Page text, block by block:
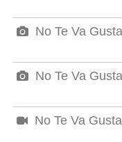
No Te Va
No Te Va
No Te Va